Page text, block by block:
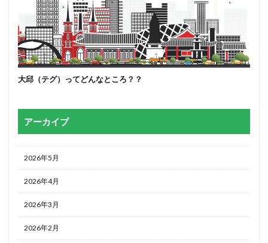
大邱（テグ）ってどんなところ？？
アーカイブ
2026年5月
2026年4月
2026年3月
2026年2月